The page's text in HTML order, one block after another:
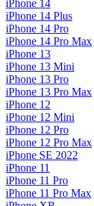
iPhone 14
iPhone 14 Plus
iPhone 14 Pro
iPhone 14 Pro Max
iPhone 13
iPhone 13 Mini
iPhone 13 Pro
iPhone 13 Pro Max
iPhone 12
iPhone 12 Mini
iPhone 12 Pro
iPhone 12 Pro Max
iPhone SE 2022
iPhone 11
iPhone 11 Pro
iPhone 11 Pro Max